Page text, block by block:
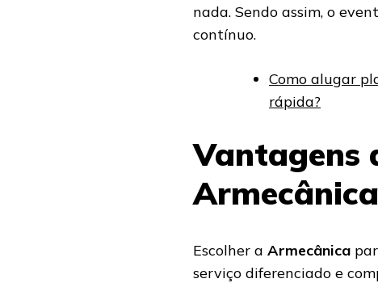
nada. Sendo assim, o
contínuo.
Como alugar
rápida?
Vantagens
Armecânica
Escolher a Armecânica
serviço diferenciado e